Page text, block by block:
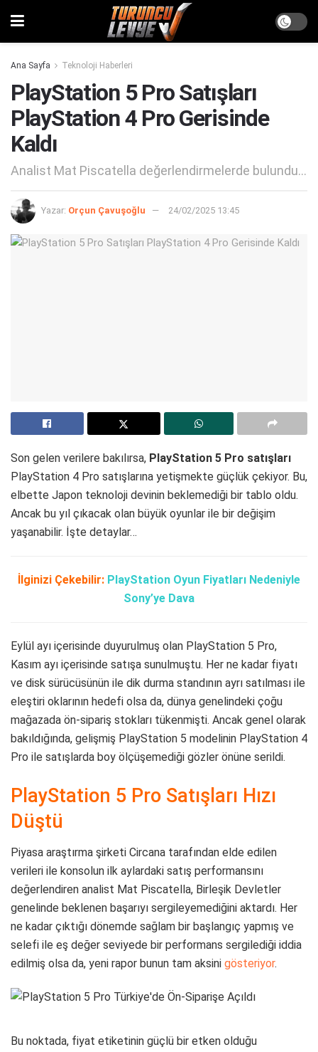
Ana Sayfa Teknoloji Haberleri
PlayStation 5 Pro Satışları
PlayStation 4 Pro Gerisinde
Kaldı
Analist Mat Piscatella değerlendirmelerde bulundu...
Yazar: Orçun Çavuşoğlu 24/02/2025 13:45
Son gelen verilere bakılırsa, PlayStation 5 Pro satışları
PlayStation 4 Pro satışlarına yetişmekte güçlük çekiyor. Bu,
elbette Japon teknoloji devinin beklemediği bir tablo oldu.
Ancak bu yıl çıkacak olan büyük oyunlar ile bir değişim
yaşanabilir. İşte detaylar…
İlginizi Çekebilir: PlayStation Oyun Fiyatları Nedeniyle
Sony’ye Dava
Eylül ayı içerisinde duyurulmuş olan PlayStation 5 Pro,
Kasım ayı içerisinde satışa sunulmuştu. Her ne kadar fiyatı
ve disk sürücüsünün ile dik durma standının ayrı satılması ile
eleştiri oklarının hedefi olsa da, dünya genelindeki çoğu
mağazada ön-sipariş stokları tükenmişti. Ancak genel olarak
bakıldığında, gelişmiş PlayStation 5 modelinin PlayStation 4
Pro ile satışlarda boy ölçüşemediği gözler önüne serildi.
PlayStation 5 Pro Satışları Hızı
Düştü
Piyasa araştırma şirketi Circana tarafından elde edilen
verileri ile konsolun ilk aylardaki satış performansını
değerlendiren analist Mat Piscatella, Birleşik Devletler
genelinde beklenen başarıyı sergileyemediğini aktardı. Her
ne kadar çıktığı dönemde sağlam bir başlangıç yapmış ve
selefi ile eş değer seviyede bir performans sergilediği iddia
edilmiş olsa da, yeni rapor bunun tam aksini gösteriyor.
Bu noktada, fiyat etiketinin güçlü bir etken olduğu